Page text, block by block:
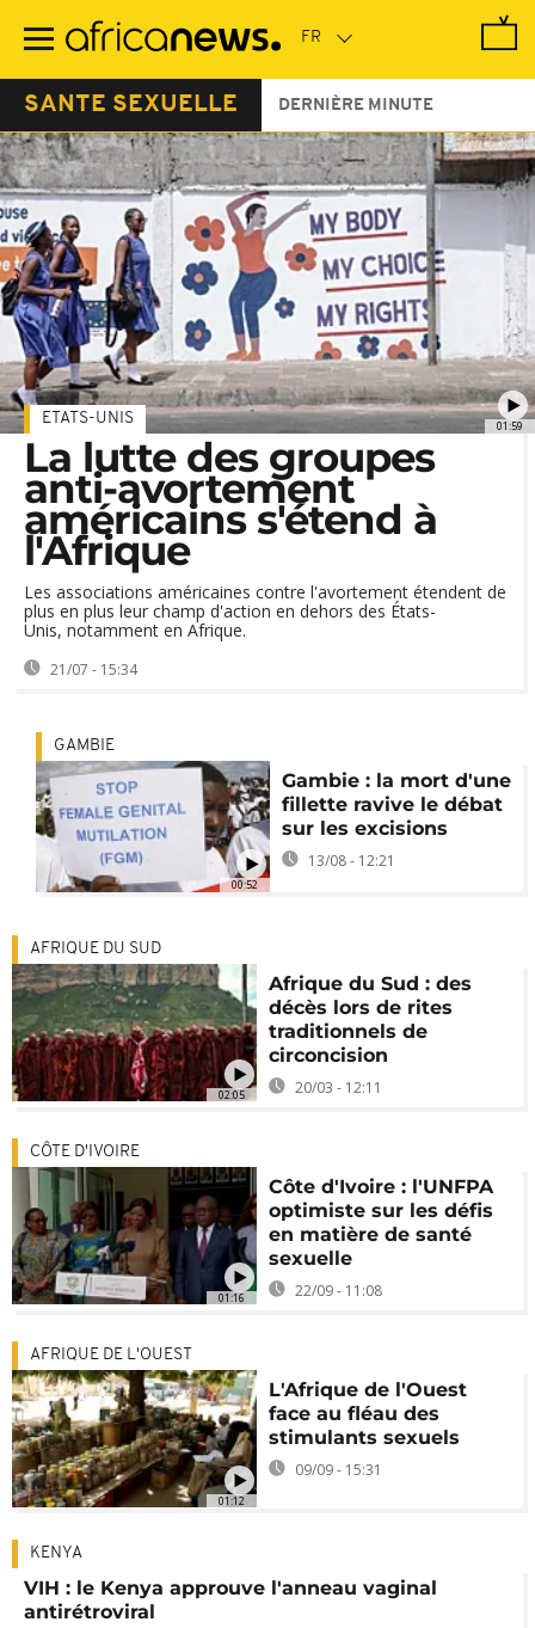
contenu
SANTE SEXUELLE DERNIÈRE MINUTE
01:59
ETATS-UNIS
La lutte des groupes
anti-avortement
américains s'étend à
l'Afrique
Les associations américaines contre l'avortement étendent de
plus en plus leur champ d'action en dehors des États-
Unis, notamment en Afrique.
21/07 - 15:34
00:52
GAMBIE
Gambie : la mort d'une
fillette ravive le débat
sur les excisions
13/08 - 12:21
02:05
AFRIQUE DU SUD
Afrique du Sud : des
décès lors de rites
traditionnels de
circoncision
20/03 - 12:11
01:16
CÔTE D'IVOIRE
Côte d'Ivoire : l'UNFPA
optimiste sur les défis
en matière de santé
sexuelle
22/09 - 11:08
01:12
AFRIQUE DE L'OUEST
L'Afrique de l'Ouest
face au fléau des
stimulants sexuels
09/09 - 15:31
KENYA
VIH : le Kenya approuve l'anneau vaginal
antirétroviral